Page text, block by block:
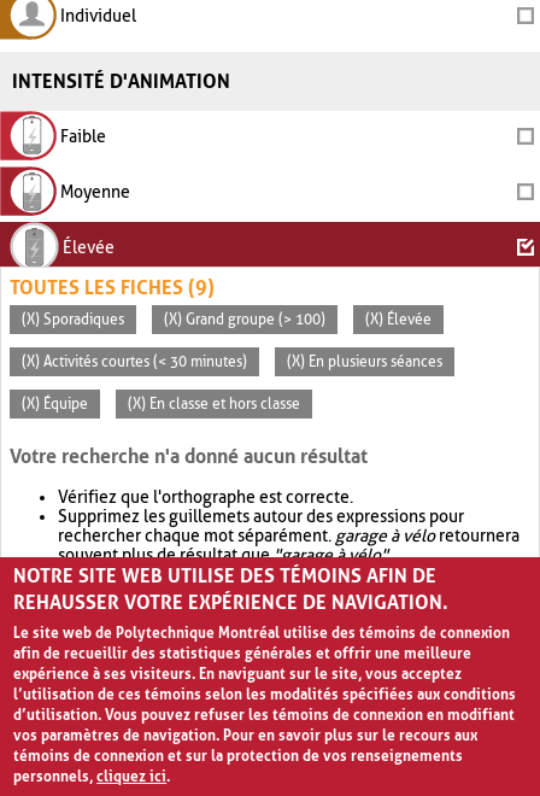
Individuel
INTENSITÉ D'ANIMATION
Faible
Moyenne
Élevée
TOUTES LES FICHES (9)
(X) Sporadiques (X) Grand groupe (> 100) (X) Élevée
(X) Activités courtes (< 30 minutes) (X) En plusieurs séances
(X) Équipe (X) En classe et hors classe
Votre recherche n'a donné aucun résultat
Vérifiez que l'orthographe est correcte.
Supprimez les guillemets autour des expressions pour
rechercher chaque mot séparément. garage à véloretournera
souvent plus de résultat que"garage à vélo".
Envisagez d'élargir votre recherche avec OR.garage OR vélo
retournera souvent plus de résultat quegarage à vélo
NOTRE SITE WEB UTILISE DES TÉMOINS AFIN DE
REHAUSSER VOTRE EXPÉRIENCE DE NAVIGATION.
Le site web de Polytechnique Montréal utilise des témoins de connexion
afin de recueillir des statistiques générales et offrir une meilleure
expérience à ses visiteurs. En naviguant sur le site, vous acceptez
l’utilisation de ces témoins selon les modalités spécifiées aux conditions
d’utilisation. Vous pouvez refuser les témoins de connexion en modifiant
vos paramètres de navigation. Pour en savoir plus sur le recours aux
témoins de connexion et sur la protection de vos renseignements
personnels,cliquez ici.